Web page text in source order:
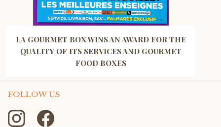
LA GOURMET BOX WINS AN AWARD FOR THE
QUALITY OF ITS SERVICES AND GOURMET
FOOD BOXES
FOLLOW US